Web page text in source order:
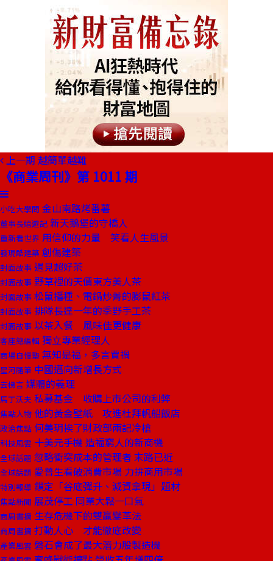
上一期 越簡單越難
《商業周刊》第 1011 期
小吃大學問 金山南路烤番薯
董事長嬉遊記 新天鵝堡的守橋人
重新看世界 用信仰的力量 笑看人生風景
發現酷建築 創傷建築
封面故事 遇見超好茶
封面故事 野草裡的天價東方美人茶
封面故事 松鼠播種、電鍋炒菁的膨鼠紅茶
封面故事 排隊長達一年的季野手工茶
封面故事 以茶入餐 風味佳更健康
客座總編輯 獨立專業經理人
商場自慢塾 無知是福，多言賈禍
星河隨筆 中國邁向新增長方式
去梯言 媒體的義理
馬丁沃夫 私募基金 收購上市公司的利弊
焦點人物 他的黃金壁紙 攻進杜拜帆船飯店
政治焦點 何美玥挨了財政部兩記冷槍
科技風雲 十美元手機 造福窮人的新商機
全球話題 忽略衝突成本的管理者 末路已近
全球話題 愛普生看破消費市場 力拚商用市場
特別報導 鎖定「谷底彈升、減資拿現」題材
焦點新聞 展茂停工 同業大鬆一口氣
商周書摘 生存危機下的雙贏變革法
商周書摘 打動人心 才能徹底改變
產業風雲 磐石會成了最大潛力股製造機